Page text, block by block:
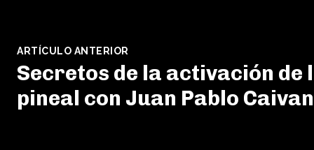
ARTÍCULO ANTERIOR
Secretos de la activación de
pineal con Juan Pablo